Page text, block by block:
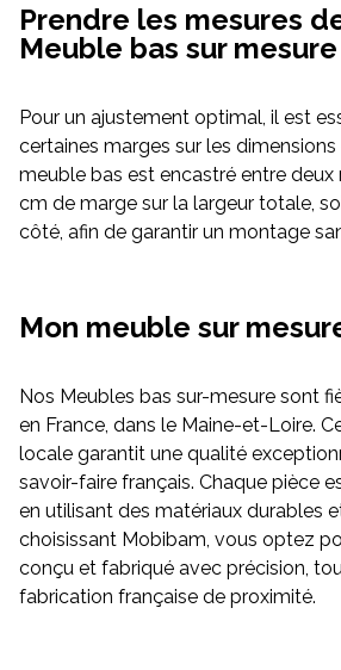
Prendre les mesures
Meuble bas sur mesure
Pour un ajustement optimal, il est
certaines marges sur les
meuble bas est encastré entre deux
cm de marge sur la largeur totale,
côté, afin de garantir un montage
Mon meuble sur
Nos Meubles bas sur-mesure sont
en France, dans le Maine-et-Loire.
locale garantit une qualité
savoir-faire français. Chaque pièce
en utilisant des matériaux durables
choisissant Mobibam, vous optez
conçu et fabriqué avec précision,
fabrication française de proximité.